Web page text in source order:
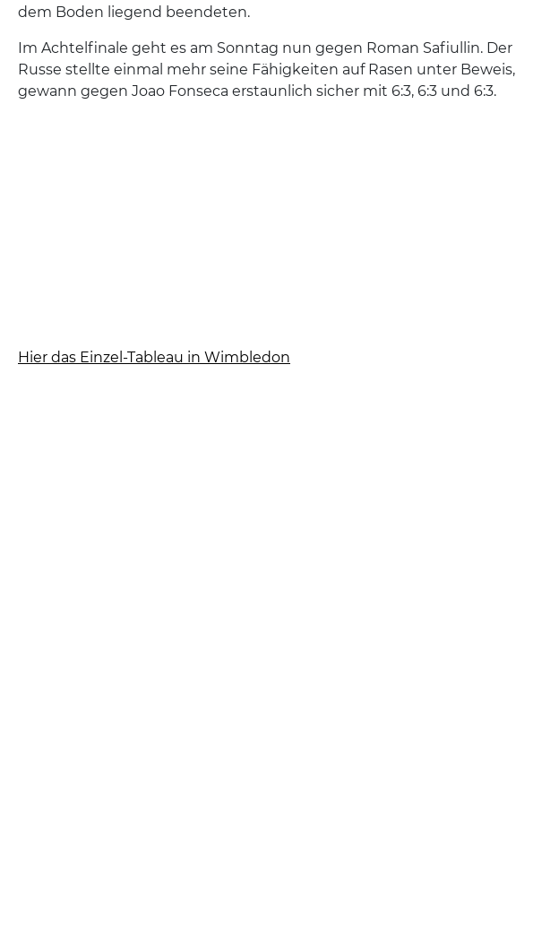
dem Boden liegend beendeten.
Im Achtelfinale geht es am Sonntag nun gegen Roman Safiullin. Der
Russe stellte einmal mehr seine Fähigkeiten auf Rasen unter Beweis,
gewann gegen Joao Fonseca erstaunlich sicher mit 6:3, 6:3 und 6:3.
Hier das Einzel-Tableau in Wimbledon